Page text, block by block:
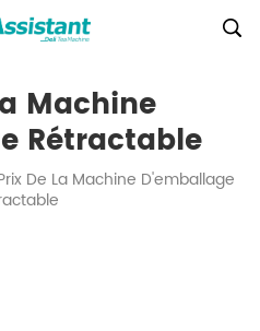
Machine
Rétractable
De La Machine D'emballage